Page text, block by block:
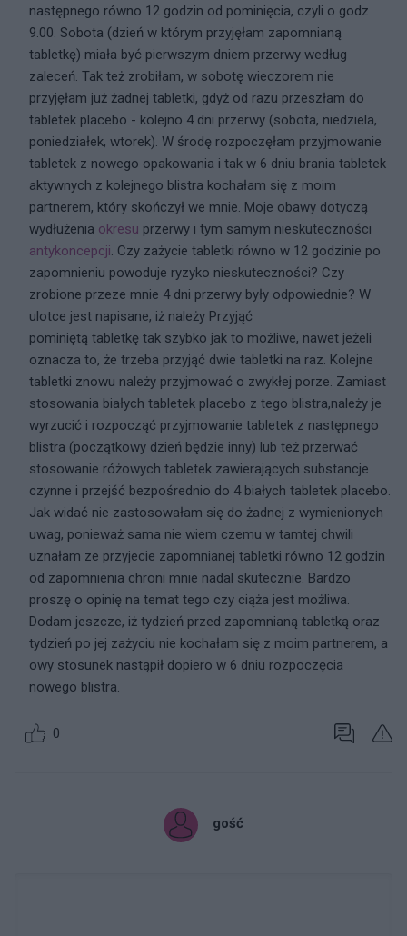
następnego równo 12 godzin od pominięcia, czyli o godz
9.00. Sobota (dzień w którym przyjęłam zapomnianą
tabletkę) miała być pierwszym dniem przerwy według
zaleceń. Tak też zrobiłam, w sobotę wieczorem nie
przyjęłam już żadnej tabletki, gdyż od razu przeszłam do
tabletek placebo - kolejno 4 dni przerwy (sobota, niedziela,
poniedziałek, wtorek). W środę rozpoczęłam przyjmowanie
tabletek z nowego opakowania i tak w 6 dniu brania tabletek
aktywnych z kolejnego blistra kochałam się z moim
partnerem, który skończył we mnie. Moje obawy dotyczą
wydłużenia okresu przerwy i tym samym nieskuteczności
antykoncepcji. Czy zażycie tabletki równo w 12 godzinie po
zapomnieniu powoduje ryzyko nieskuteczności? Czy
zrobione przeze mnie 4 dni przerwy były odpowiednie? W
ulotce jest napisane, iż należy Przyjąć
pominiętą tabletkę tak szybko jak to możliwe, nawet jeżeli
oznacza to, że trzeba przyjąć dwie tabletki na raz. Kolejne
tabletki znowu należy przyjmować o zwykłej porze. Zamiast
stosowania białych tabletek placebo z tego blistra,należy je
wyrzucić i rozpocząć przyjmowanie tabletek z następnego
blistra (początkowy dzień będzie inny) lub też przerwać
stosowanie różowych tabletek zawierających substancje
czynne i przejść bezpośrednio do 4 białych tabletek placebo.
Jak widać nie zastosowałam się do żadnej z wymienionych
uwag, ponieważ sama nie wiem czemu w tamtej chwili
uznałam ze przyjecie zapomnianej tabletki równo 12 godzin
od zapomnienia chroni mnie nadal skutecznie. Bardzo
proszę o opinię na temat tego czy ciąża jest możliwa.
Dodam jeszcze, iż tydzień przed zapomnianą tabletką oraz
tydzień po jej zażyciu nie kochałam się z moim partnerem, a
owy stosunek nastąpił dopiero w 6 dniu rozpoczęcia
nowego blistra.
0
gość